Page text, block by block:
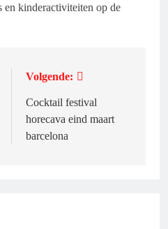
en kinderactiviteiten op de
Volgende:
Cocktail festival
horecava eind maart
barcelona